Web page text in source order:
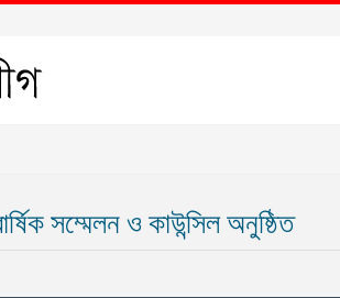
সম্মেলন ও কাউন্সিল অনুষ্ঠিত